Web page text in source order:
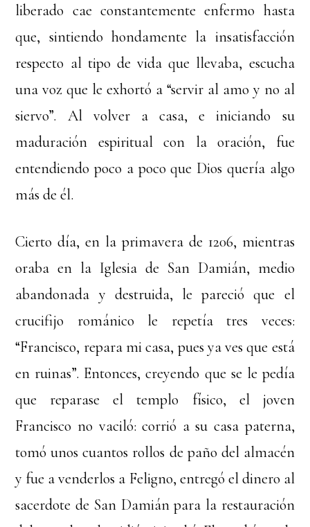
liberado cae constantemente enfermo hasta
que, sintiendo hondamente la insatisfacción
respecto al tipo de vida que llevaba, escucha
una voz que le exhortó a “servir al amo y no al
siervo”. Al volver a casa, e iniciando su
maduración espiritual con la oración, fue
entendiendo poco a poco que Dios quería algo
más de él.
Cierto día, en la primavera de 1206, mientras
oraba en la Iglesia de San Damián, medio
abandonada y destruida, le pareció que el
crucifijo románico le repetía tres veces:
“Francisco, repara mi casa, pues ya ves que está
en ruinas”. Entonces, creyendo que se le pedía
que reparase el templo físico, el joven
Francisco no vaciló: corrió a su casa paterna,
tomó unos cuantos rollos de paño del almacén
y fue a venderlos a Feligno, entregó el dinero al
sacerdote de San Damián para la restauración